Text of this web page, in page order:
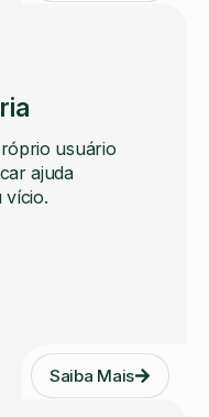
usuário
ajuda
vício.
Saiba Mais